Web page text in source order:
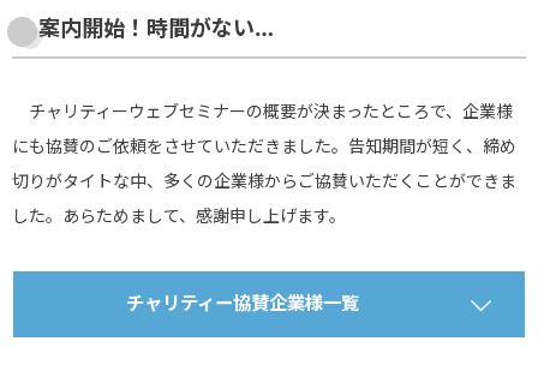
案内開始！時間がない…
チャリティーウェブセミナーの概要が決まったところで、企業様
にも協賛のご依頼をさせていただきました。告知期間が短く、締め
切りがタイトな中、多くの企業様からご協賛いただくことができま
した。あらためまして、感謝申し上げます。
チャリティー協賛企業様一覧